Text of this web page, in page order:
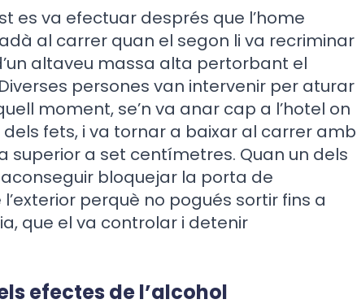
es va efectuar després que l’home
al carrer quan el segon li va recriminar
altaveu massa alta pertorbant el
persones van intervenir per aturar
moment, se’n va anar cap a l’hotel on
fets, i va tornar a baixar al carrer amb
superior a set centímetres. Quan un dels
bloquejar la porta de
perquè no pogués sortir fins a
que el va controlar i detenir
efectes de l’alcohol